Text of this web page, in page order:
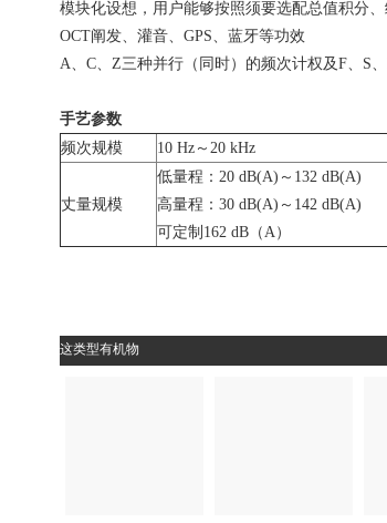
模块化设想，用户能够按照须要选配总值积分
OCT阐发、灌音、GPS、蓝牙等功效
A、C、Z三种并行（同时）的频次计权及F、S
手艺参数
频次规模
10 Hz～20 kHz
丈量规模
低量程：20 dB(A)～132 dB(A)
高量程：30 dB(A)～142 dB(A)
可定制162 dB（A）
这类型有机物